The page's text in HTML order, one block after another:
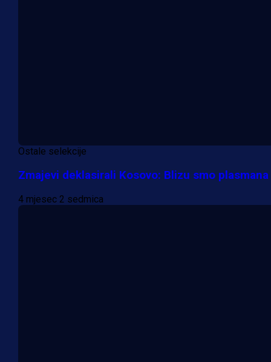
Ostale selekcije
Zmajevi deklasirali Kosovo: Blizu smo plasmana
4 mjesec 2 sedmica